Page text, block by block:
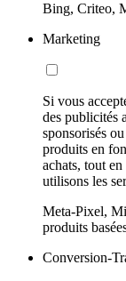
Bing, Criteo,
Marketing
Si vous
des publicités
sponsorisés
produits en
achats, tout
utilisons les
Meta-Pixel,
produits
Conversion-